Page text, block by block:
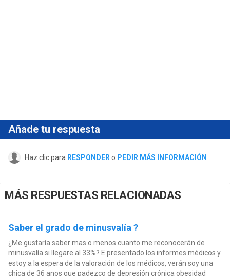
Añade tu respuesta
Haz clic para RESPONDER o PEDIR MÁS INFORMACIÓN
MÁS RESPUESTAS RELACIONADAS
Saber el grado de minusvalía ?
¿Me gustaría saber mas o menos cuanto me reconocerán de
minusvalía si llegare al 33%? E presentado los informes médicos y
estoy a la espera de la valoración de los médicos, verán soy una
chica de 36 anos que padezco de depresión crónica obesidad